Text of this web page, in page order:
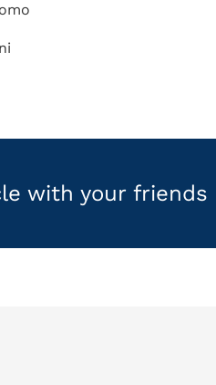
with your